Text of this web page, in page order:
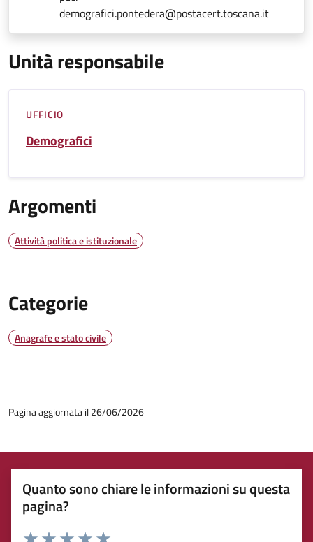
demografici.pontedera@postacert.toscana.it
Unità responsabile
UFFICIO
Demografici
Argomenti
Attività politica e istituzionale
Categorie
Anagrafe e stato civile
Pagina aggiornata il 26/06/2026
Quanto sono chiare le informazioni su questa
pagina?
Rating: